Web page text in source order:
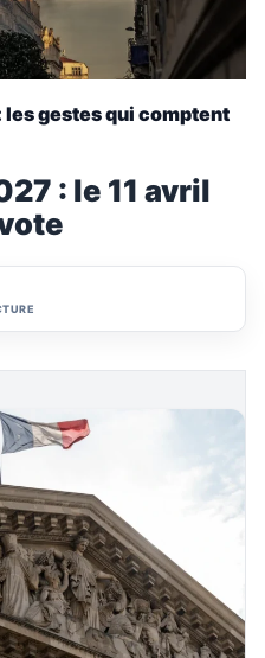
gestes qui comptent
: le 11 avril